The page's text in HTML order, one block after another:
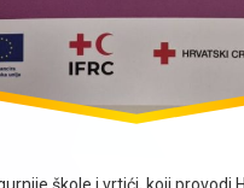
škole i vrtići, koji provodi